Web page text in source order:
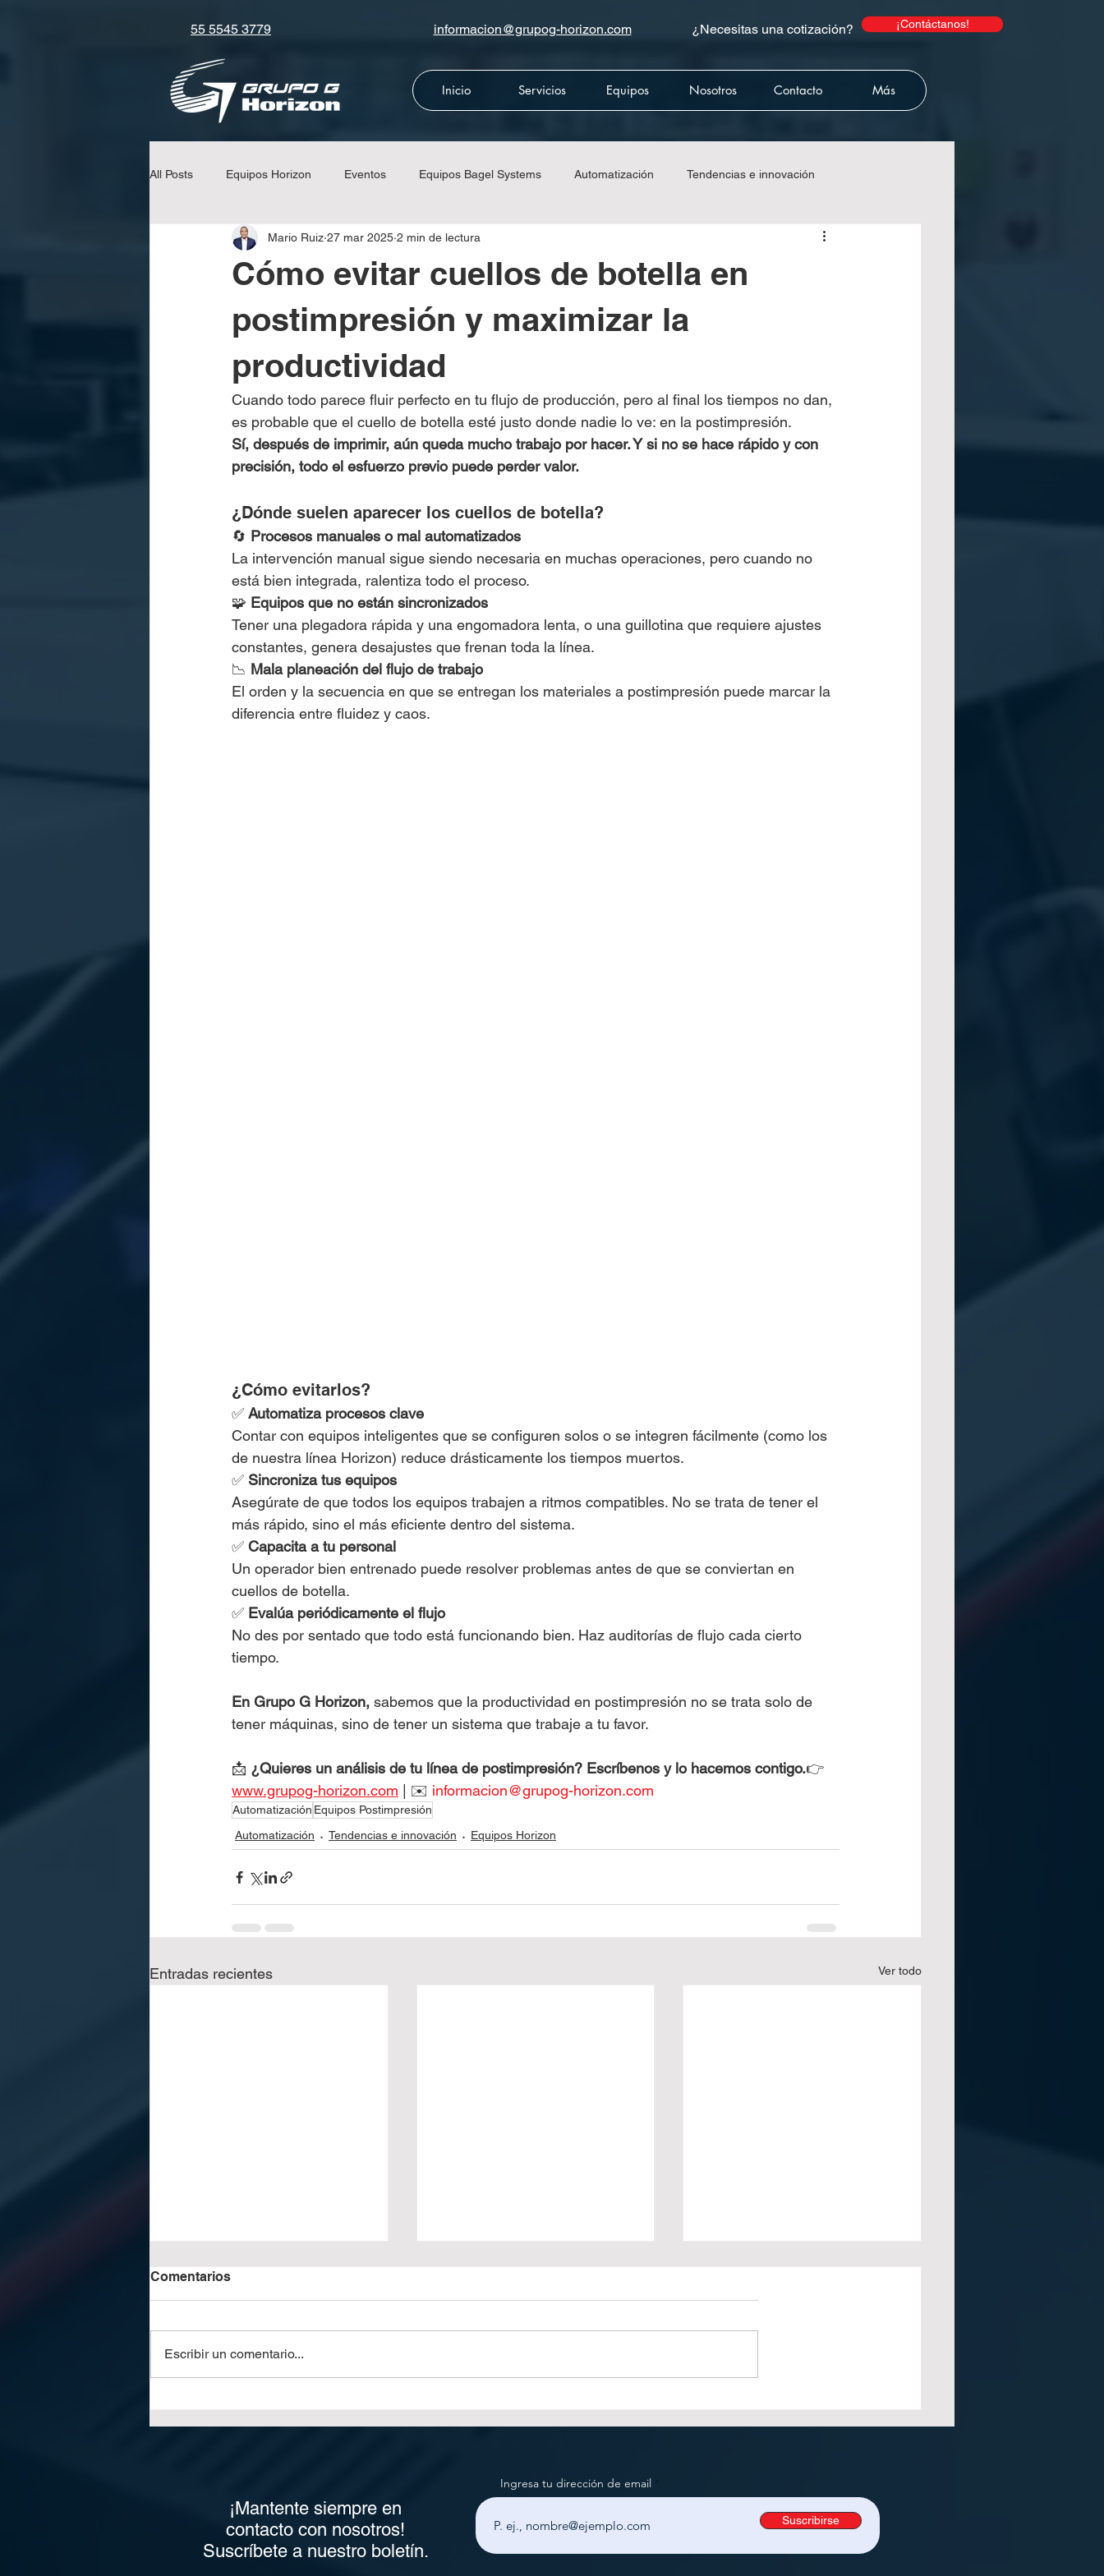
55 5545 3779 informacion@grupog-horizon.com ¿Necesitas una cotización? ¡Contáctanos!
Inicio Servicios Equipos Nosotros Contacto Más
All Posts Equipos Horizon Eventos Equipos Bagel Systems Automatización Tendencias e innovación
Consejos y Tips Equipos Uchida Equipos CMC
Cómo evitar cuellos de botella en
postimpresión y maximizar la
productividad
Mario Ruiz 27 mar 2025 2 min de lectura
Cuando todo parece fluir perfecto en tu flujo de producción, pero al final los tiempos no dan,
es probable que el cuello de botella esté justo donde nadie lo ve: en la postimpresión.
Sí, después de imprimir, aún queda mucho trabajo por hacer. Y si no se hace rápido y con
precisión, todo el esfuerzo previo puede perder valor.
¿Dónde suelen aparecer los cuellos de botella?
🔄 Procesos manuales o mal automatizados
La intervención manual sigue siendo necesaria en muchas operaciones, pero cuando no
está bien integrada, ralentiza todo el proceso.
🧩 Equipos que no están sincronizados
Tener una plegadora rápida y una engomadora lenta, o una guillotina que requiere ajustes
constantes, genera desajustes que frenan toda la línea.
📉 Mala planeación del flujo de trabajo
El orden y la secuencia en que se entregan los materiales a postimpresión puede marcar la
diferencia entre fluidez y caos.
¿Cómo evitarlos?
✅ Automatiza procesos clave
Contar con equipos inteligentes que se configuren solos o se integren fácilmente (como los
de nuestra línea Horizon) reduce drásticamente los tiempos muertos.
✅ Sincroniza tus equipos
Asegúrate de que todos los equipos trabajen a ritmos compatibles. No se trata de tener el
más rápido, sino el más eficiente dentro del sistema.
✅ Capacita a tu personal
Un operador bien entrenado puede resolver problemas antes de que se conviertan en
cuellos de botella.
✅ Evalúa periódicamente el flujo
No des por sentado que todo está funcionando bien. Haz auditorías de flujo cada cierto
tiempo.
En Grupo G Horizon, sabemos que la productividad en postimpresión no se trata solo de
tener máquinas, sino de tener un sistema que trabaje a tu favor.
📩 ¿Quieres un análisis de tu línea de postimpresión? Escríbenos y lo hacemos contigo.👉
www.grupog-horizon.com | ✉️ informacion@grupog-horizon.com
Automatización Equipos Postimpresión
Automatización
Tendencias e innovación Equipos Horizon
Entradas recientes Ver todo
Comentarios
Escribir un comentario...
¡Mantente siempre en
contacto con nosotros!
Suscríbete a nuestro boletín.
Ingresa tu dirección de email
Suscribirse